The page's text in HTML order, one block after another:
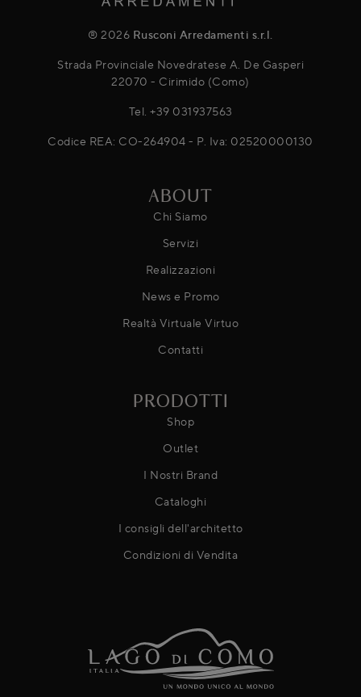
® 2026 Rusconi Arredamenti s.r.l.
Strada Provinciale Novedratese A. De Gasperi
22070 - Cirimido (Como)
Tel. +39 031937563
Codice REA: CO-264904 - P. Iva: 02520000130
ABOUT
Chi Siamo
Servizi
Realizzazioni
News e Promo
Realtà Virtuale Virtuo
Contatti
PRODOTTI
Shop
Outlet
I Nostri Brand
Cataloghi
I consigli dell'architetto
Condizioni di Vendita